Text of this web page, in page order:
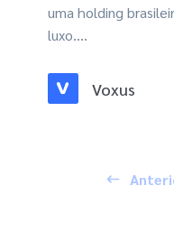
uma holding
luxo....
Voxus